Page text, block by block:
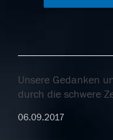
Unsere Gedanken
durch die schwere
06.09.2017